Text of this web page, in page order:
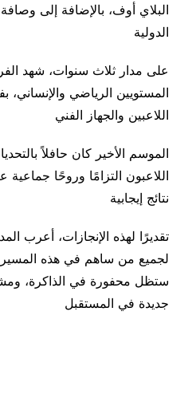
البلاي أوف، بالإضافة إلى
الدولية
على مدار ثلاث سنوات، شهد
المستويين الرياضي والإنساني،
اللاعبين والجهاز الفني
الموسم الأخير كان حافلاً
اللاعبون التزامًا وروحًا
نتائج إيجابية
تقديرًا لهذه الإنجازات، أعرب
لجميع من ساهم في هذه
ستظل محفورة في الذاكرة،
جديدة في المستقبل